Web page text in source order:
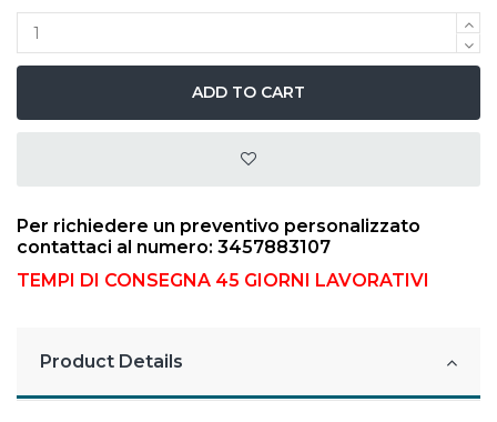
ADD TO CART
Per richiedere un preventivo personalizzato
contattaci al numero: 3457883107
TEMPI DI CONSEGNA 45 GIORNI LAVORATIVI
Product Details